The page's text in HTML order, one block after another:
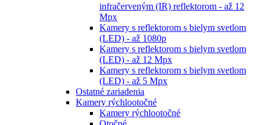
infračerveným (IR) reflektorom - až 12
Mpx
Kamery s reflektorom s bielym svetlom
(LED) - až 1080p
Kamery s reflektorom s bielym svetlom
(LED) - až 12 Mpx
Kamery s reflektorom s bielym svetlom
(LED) - až 5 Mpx
Ostatné zariadenia
Kamery rýchlootočné
Kamery rýchlootočné